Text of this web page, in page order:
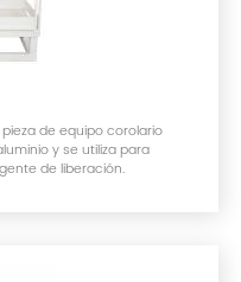
de equipo corolario
y se utiliza para
de liberación.